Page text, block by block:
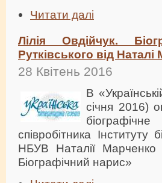
Читати далі
Лілія Овдійчук.
Рутківського від
28 Квітень 2016
В
січня 2016)
співробітника Інституту
НБУВ Наталії Марченко
Біографічний нарис»